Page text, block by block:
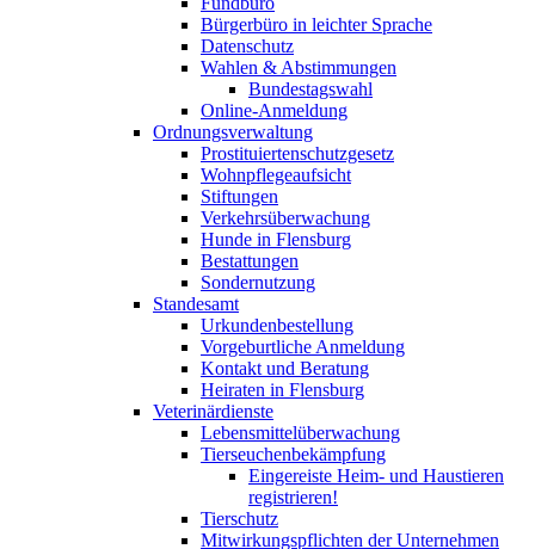
Bürgerbüro in leichter Sprache
Datenschutz
Wahlen & Abstimmungen
Bundestagswahl
Online-Anmeldung
Ordnungsverwaltung
Prostituiertenschutzgesetz
Wohnpflegeaufsicht
Stiftungen
Verkehrsüberwachung
Hunde in Flensburg
Bestattungen
Sondernutzung
Standesamt
Urkundenbestellung
Vorgeburtliche Anmeldung
Kontakt und Beratung
Heiraten in Flensburg
Veterinärdienste
Lebensmittelüberwachung
Tierseuchenbekämpfung
Eingereiste Heim- und Haustieren
registrieren!
Tierschutz
Mitwirkungspflichten der Unternehmen